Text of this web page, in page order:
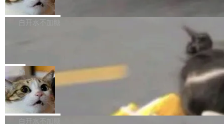
Z Flip8三款折叠屏新机均在7月22日发布，且全
部搭载骁龙8 Elite Gen5 for Galaxy，它们本该
眼的位置：「Software is made between com
mits」——软件是在 commit 之间写出来的。git
是把这段空隙补上。 回退到任何一次编辑：Delt
aDB 捕获 commit 之间的每一次操作，...
根据风险投资人Tomer Tunguz 博客（VC 分
析）披露的最新分析与第二季度业绩报告，Spac
微软同期总资本开支的四成。 与亚马逊、Alpha
bet、微软以及 Meta 等传统科技巨头相比，Spa
ceXAI的资金消耗速度尤为引人瞩目。然而，支
撑庞大支出的资金来源却呈现出截然不同的面
貌。数据显示，微软和 Meta 主要依托充沛的经
白开水不加糖
一个在终端里运行的编程 agent；Muse Spark
1.2，驱动这个 agent 的新模型。一句话概括：
你可以用 curl -fsSL https://dev.meta.ai/install.
sh | bash 安装一个能在大项目里自动规划、写
代码、验证结果的 AI 终端工具。 据介绍，Muse
局
美团开源 LoHoSearch，用知识图谱校
准 AI 能力认知
机器出题的前提，是让机器拥有全局视野。整个
构建流程可以分为四个环节：建图 → 控制难度
白开水不加糖